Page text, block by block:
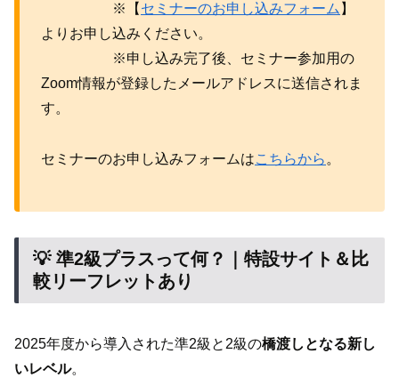
※【 セミナーのお申し込みフォーム 】
よりお申し込みください。
※申し込み完了後、セミナー参加用の
Zoom情報が登録したメールアドレスに送信されま
す。
セミナーのお申し込みフォームはこちらから 。
💡 準2級プラスって何？｜特設サイト＆比
較リーフレットあり
2025年度から導入された準2級と2級の橋渡しとなる新し
いレベル。